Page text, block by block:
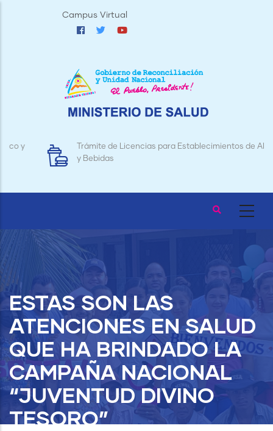
Campus Virtual
Trámite de Licencias para Establecimientos de Alimentos
y Bebidas
ESTAS SON LAS
ATENCIONES EN SALUD
QUE HA BRINDADO LA
CAMPAÑA NACIONAL
“JUVENTUD DIVINO
TESORO”